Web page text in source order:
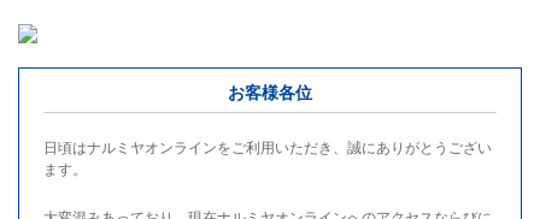
お客様各位
日頃はナルミヤオンラインをご利用いただき、誠にありがとうござい
ます。